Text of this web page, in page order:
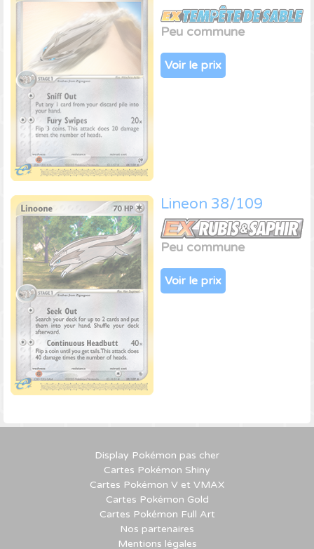
Peu commune
Voir le prix
Lineon 38/109
Peu commune
Voir le prix
Display Pokémon pas cher
Cartes Pokémon Shiny
Cartes Pokémon V et VMAX
Cartes Pokémon Gold
Cartes Pokémon Full Art
Nos partenaires
Mentions légales